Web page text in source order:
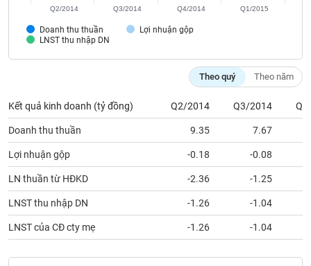
Doanh thu thuần
Lợi nhuận gộp
LNST thu nhập DN
Q2/2014 Q3/2014 Q4/2014 Q1/2015
Theo quý Theo năm
Kết quả kinh doanh (tỷ đồng) Q2/2014 Q3/2014
Doanh thu thuần 9.35 7.67
Lợi nhuận gộp -0.18 -0.08
LN thuần từ HĐKD -2.36 -1.25
LNST thu nhập DN -1.26 -1.04
LNST của CĐ cty mẹ -1.26 -1.04
ĐỘNG
Mã
Tất cả Cổ phiếu Chỉ số Chứng chỉ quỹ Chứng
Lãnh
đạo
(-)
Tất cả Người nội bộ Người liên quan Cổ đông lớn
Tin
tức